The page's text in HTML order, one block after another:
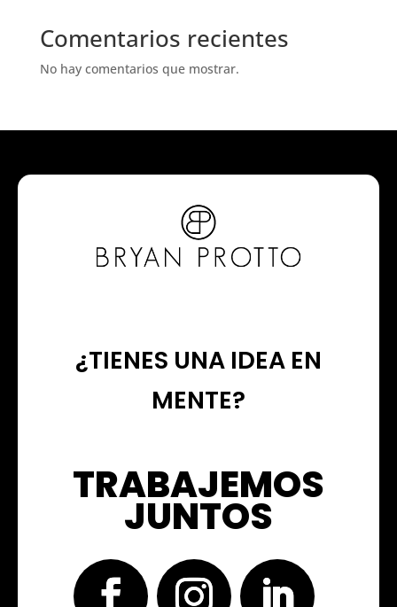
Comentarios recientes
No hay comentarios que mostrar.
¿TIENES UNA IDEA EN
MENTE?
TRABAJEMOS
JUNTOS